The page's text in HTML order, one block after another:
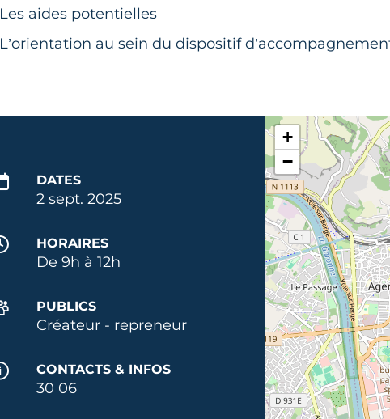
Les aides potentielles
L’orientation au sein du dispositif
DATES
2 sept. 2025
HORAIRES
De 9h à 12h
PUBLICS
Créateur - repreneur
CONTACTS & INFOS
30 06
+
−